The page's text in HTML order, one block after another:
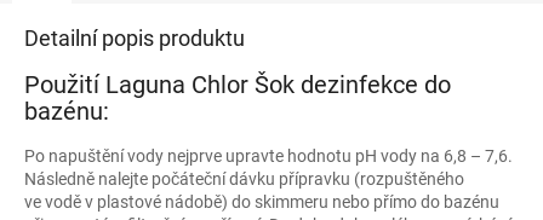
Detailní popis produktu
Použití Laguna Chlor Šok dezinfekce do
bazénu:
Po napuštění vody nejprve upravte hodnotu pH vody na 6,8 – 7,6.
Následně nalejte počáteční dávku přípravku (rozpuštěného
ve vodě v plastové nádobě) do skimmeru nebo přímo do bazénu